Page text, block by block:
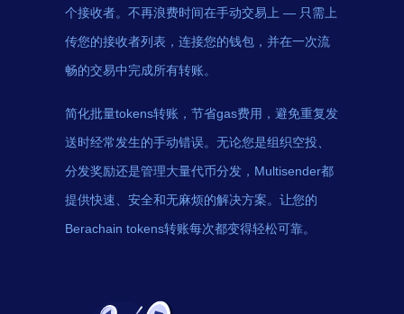
个接收者。不再浪费时间在手动交易上 — 只需上
传您的接收者列表，连接您的钱包，并在一次流
畅的交易中完成所有转账。
简化批量tokens转账，节省gas费用，避免重复发
送时经常发生的手动错误。无论您是组织空投、
分发奖励还是管理大量代币分发，Multisender都
提供快速、安全和无麻烦的解决方案。让您的
Berachain tokens转账每次都变得轻松可靠。